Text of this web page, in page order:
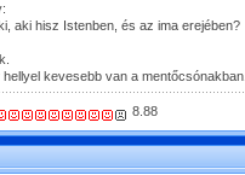
aki hisz Istenben, és az ima erejében?
kevesebb van a mentőcsónakban.
8.88